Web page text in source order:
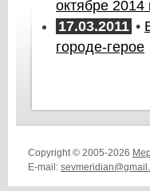
октябре 2014
17.03.2011 •
городе-герое
Copyright © 2005-2026
E-mail: